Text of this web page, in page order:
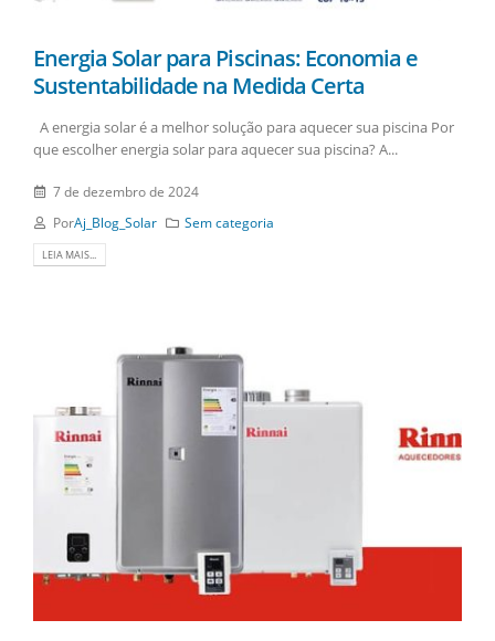
Energia Solar para Piscinas: Economia e
Sustentabilidade na Medida Certa
A energia solar é a melhor solução para aquecer sua piscina Por
que escolher energia solar para aquecer sua piscina? A...
7 de dezembro de 2024
PorAj_Blog_Solar Sem categoria
LEIA MAIS...